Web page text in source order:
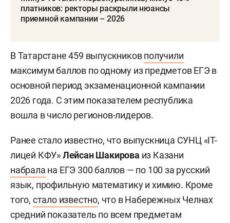
платников: ректоры раскрыли нюансы
приемной кампании – 2026
В Татарстане 459 выпускниковполучили
максимум баллов по одному из предметов ЕГЭ в
основной период экзаменационной кампании
2026 года. С этим показателем республика
вошла в число регионов-лидеров.
Ранее стало известно, что выпускница СУНЦ «IT-
лицей КФУ»Лейсан Шакирова из Казани
набрала на ЕГЭ 300 баллов — по 100 за русский
язык, профильную математику и химию. Кроме
того, стало известно, что в Набережных Челнах
средний показатель по всем предметам